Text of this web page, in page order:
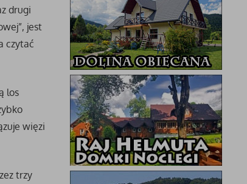
drugi
jest
czytać
los
więzi
trzy